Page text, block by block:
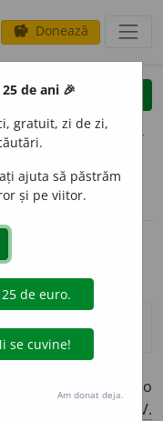
savings Donează
clear
opțiuni
natură prinsă cu o
estetic.
V.
de ani 🎉
gratuit, zi de zi,
ajuta să păstrăm
și pe viitor.
Am donat deja.